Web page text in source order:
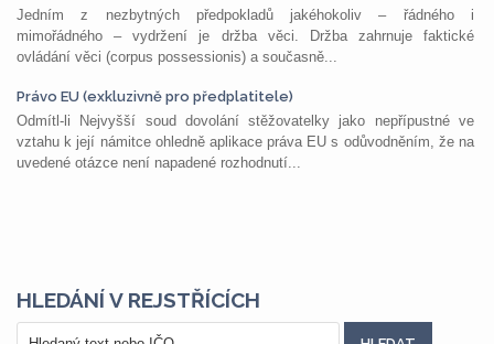
Jedním z nezbytných předpokladů jakéhokoliv – řádného i
mimořádného – vydržení je držba věci. Držba zahrnuje faktické
ovládání věci (corpus possessionis) a současně...
Právo EU (exkluzivně pro předplatitele)
Odmítl-li Nejvyšší soud dovolání stěžovatelky jako nepřípustné ve
vztahu k její námitce ohledně aplikace práva EU s odůvodněním, že na
uvedené otázce není napadené rozhodnutí...
HLEDÁNÍ V REJSTŘÍCÍCH